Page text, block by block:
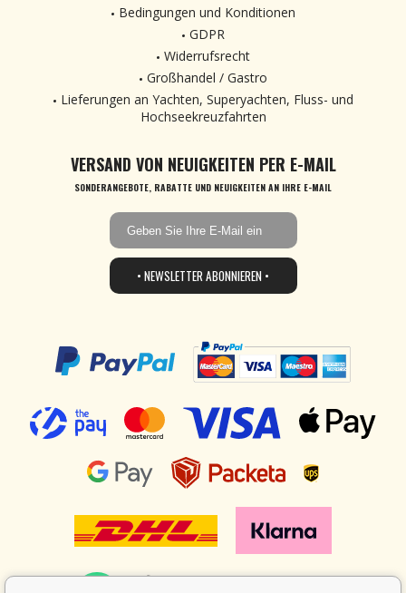
Bedingungen und Konditionen
GDPR
Widerrufsrecht
Großhandel / Gastro
Lieferungen an Yachten, Superyachten, Fluss- und
Hochseekreuzfahrten
VERSAND VON NEUIGKEITEN PER E-MAIL
SONDERANGEBOTE, RABATTE UND NEUIGKEITEN AN IHRE E-MAIL
• NEWSLETTER ABONNIEREN •